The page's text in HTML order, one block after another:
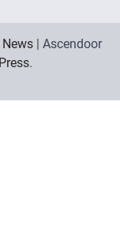
| Ascendoor
.